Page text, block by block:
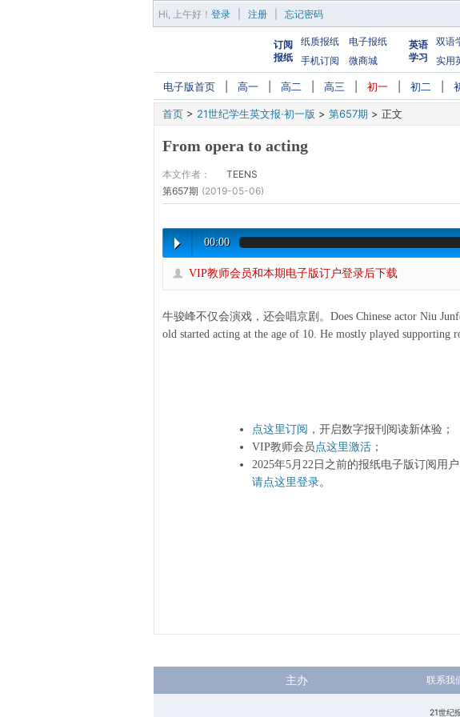
Hi, 上午好 ！ 登录 注册 忘记密码
订阅
报纸
纸质报纸
电子报纸
手机订阅
微商城
英语
学习
双语
实用
电子版首页 高一 高二 高三 初一 初二
首页 > 21世纪学生英文报·初一版 > 第657期 > 正文
From opera to acting
本文作者：
TEENS
第657期 (2019-05-06)
00:00
VIP教师会员和本期电子版订户登录后下载
牛骏峰不仅会演戏，还会唱京剧。Does Chinese actor Niu
old started acting at the age of 10. He mostly played supporting
点这里订阅 ，开启数字报刊阅读新体验；
VIP教师会员点这里激活 ；
2025年5月22日之前的报纸电子版订阅用户
请点这里登录。
主办 联系我
21世纪